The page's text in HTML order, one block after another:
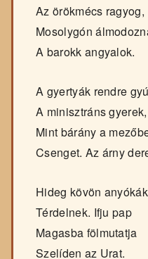
Az örökmécs ragyog,
Mosolygón
A barokk angyalok.
A gyertyák rendre
A minisztráns gyerek,
Mint bárány a
Csenget. Az árny
Hideg kövön anyókák
Térdelnek. Ifju pap
Magasba fölmutatja
Szelíden az Urat.